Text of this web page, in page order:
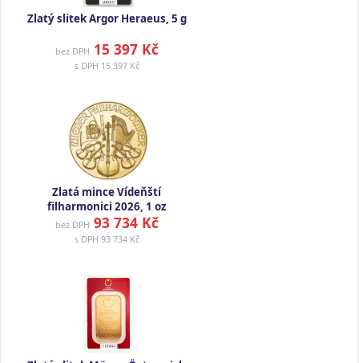
Zlatý slitek Argor Heraeus, 5 g
bez DPH 15 397 Kč
s DPH 15 397 Kč
Zlatá mince Vídeňští
filharmonici 2026, 1 oz
bez DPH 93 734 Kč
s DPH 93 734 Kč